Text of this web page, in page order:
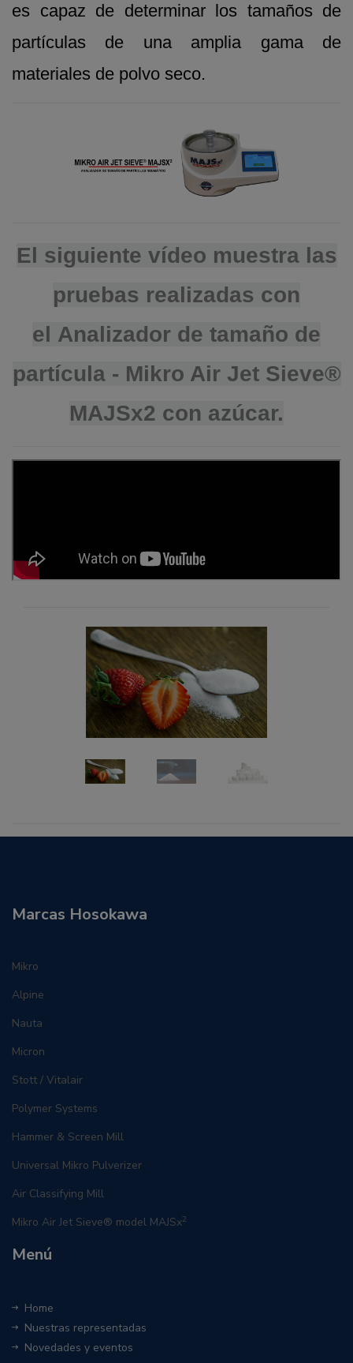
es capaz de determinar los tamaños de
partículas de una amplia gama de
materiales de polvo seco.
El siguiente vídeo muestra las
pruebas realizadas con
el Analizador de tamaño de
partícula - Mikro Air Jet Sieve®
MAJSx2 con azúcar.
Previous
Marcas Hosokawa
Mikro
Alpine
Nauta
Micron
Stott / Vitalair
Polymer Systems
Hammer & Screen Mill
Universal Mikro Pulverizer
Air Classifying Mill
Mikro Air Jet Sieve® model MAJSx2
Menú
Home
Nuestras representadas
Novedades y eventos